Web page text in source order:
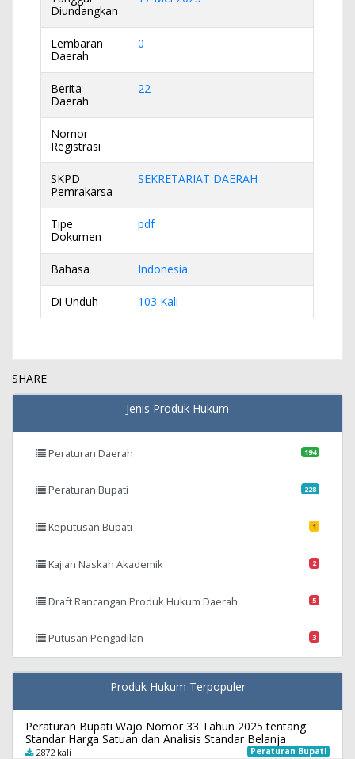
Diundangkan
Lembaran
Daerah
0
Berita
Daerah
22
Nomor
Registrasi
SKPD
Pemrakarsa
SEKRETARIAT DAERAH
Tipe
Dokumen
pdf
Bahasa Indonesia
Di Unduh 103 Kali
SHARE
Jenis Produk Hukum
Peraturan Daerah 194
Peraturan Bupati 228
Keputusan Bupati 1
Kajian Naskah Akademik 2
Draft Rancangan Produk Hukum Daerah 5
Putusan Pengadilan 3
Produk Hukum Terpopuler
Peraturan Bupati Wajo Nomor 33 Tahun 2025 tentang
Standar Harga Satuan dan Analisis Standar Belanja
Peraturan Bupati
2872 kali